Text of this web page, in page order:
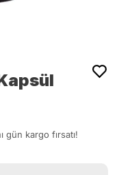
kargo fırsatı!